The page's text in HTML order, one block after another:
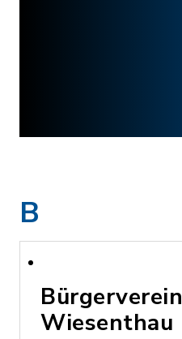
B
Bürgerverein
Wiesenthau